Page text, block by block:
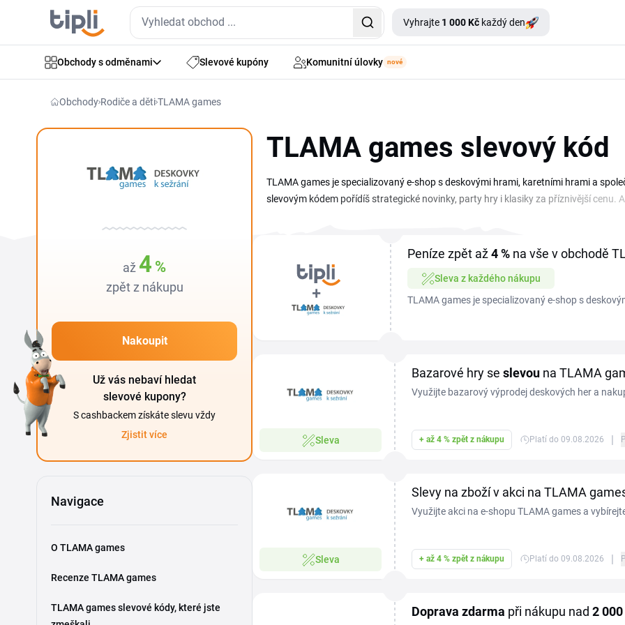
Vyhrajte 1 000 Kč každý den
Obchody s odměnami Slevové kupóny Komunitní úlovky nové
Obchody Rodiče a dětiTLAMA games
až 4 %
zpět z nákupu
Nakoupit
Už vás nebaví hledat
slevové kupony?
S cashbackem získáte slevu vždy
Zjistit více
Navigace
O TLAMA games
Recenze TLAMA games
TLAMA games slevové kódy, které jste
TLAMA games slevový kód
TLAMA games je specializovaný e-shop s deskovými hrami, karetními hrami a
slevovým kódem pořídíš strategické novinky, party hry i klasiky za příznivější cenu.
oblíbenou hru ve chvíli, kdy je TLAMA games sleva nejvýhodnější.
Peníze zpět až4 % na vše v obchodě
Sleva z každého nákupu
TLAMA games je specializovaný e-shop s
Sleva
Bazarové hry se slevou na TLAMA
Využijte bazarový výprodej deskových her a
navíc získáte ještě jednorázovou 10 % slevu na
+ až 4 % zpět z nákupu Platí do 09.08.2026 |
Sleva
Slevy na zboží v akci na TLAMA
Využijte akci na e-shopu TLAMA games a
+ až 4 % zpět z nákupu Platí do 09.08.2026 |
Doprava zdarma při nákupu nad 2000